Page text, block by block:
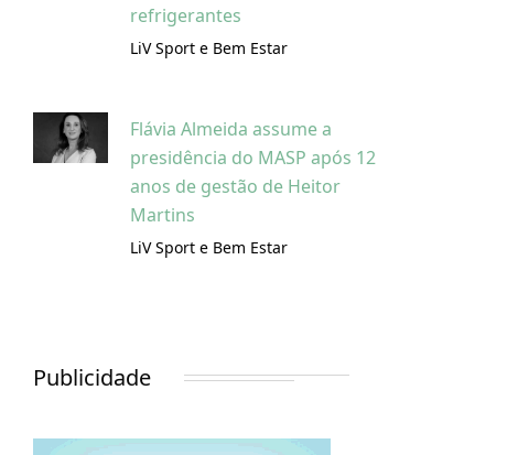
refrigerantes
LiV Sport e Bem Estar
Flávia Almeida assume a
presidência do MASP após 12
anos de gestão de Heitor
Martins
LiV Sport e Bem Estar
Publicidade